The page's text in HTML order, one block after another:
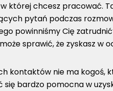
której chcesz pracować.
pytań podczas
powinniśmy Cię
sprawić, że zyskasz w
kontaktów nie ma kogoś,
bardzo pomocna w